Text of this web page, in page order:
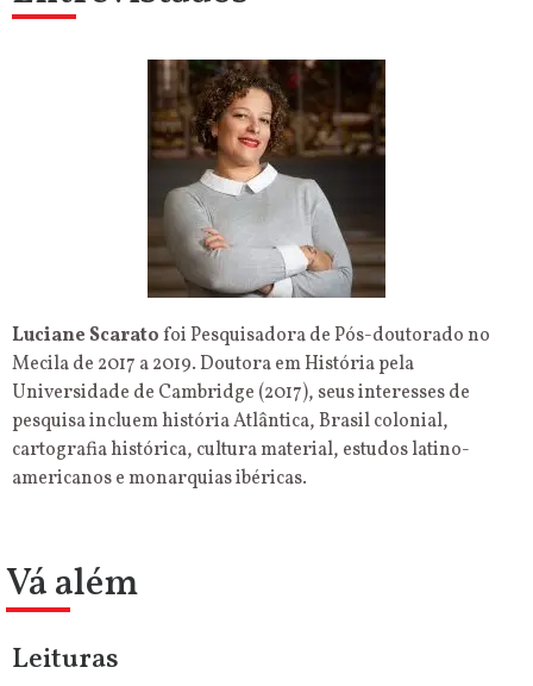
Luciane Scaratofoi Pesquisadora de Pós-doutorado no
Mecila de 2017 a 2019. Doutora em História pela
Universidade de Cambridge (2017), seus interesses de
pesquisa incluem história Atlântica, Brasil colonial,
cartografia histórica, cultura material, estudos latino-
americanos e monarquias ibéricas.
Vá além
Leituras